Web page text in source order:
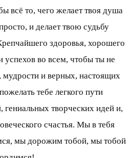
всё то, чего желает твоя душа
и делает твою судьбу
здоровья, хорошего
успехов во всем, чтобы ты не
мудрости и верных, настоящих
тебе легкого пути
гениальных творческих идей и,
счастья. Мы в тебя
мы дорожим тобой, мы тобой